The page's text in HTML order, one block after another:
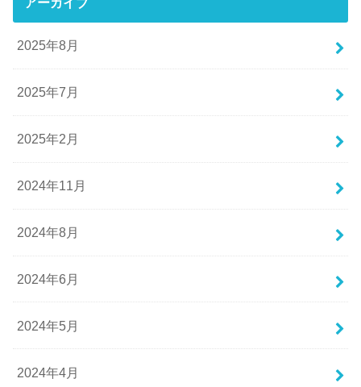
2025年8月
2025年7月
2025年2月
2024年11月
2024年8月
2024年6月
2024年5月
2024年4月